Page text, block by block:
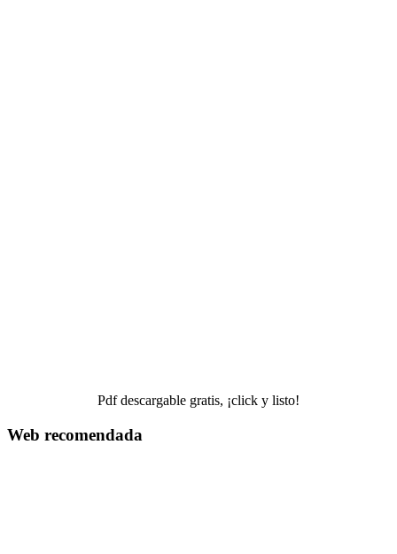
Pdf descargable gratis, ¡click y listo!
Web recomendada